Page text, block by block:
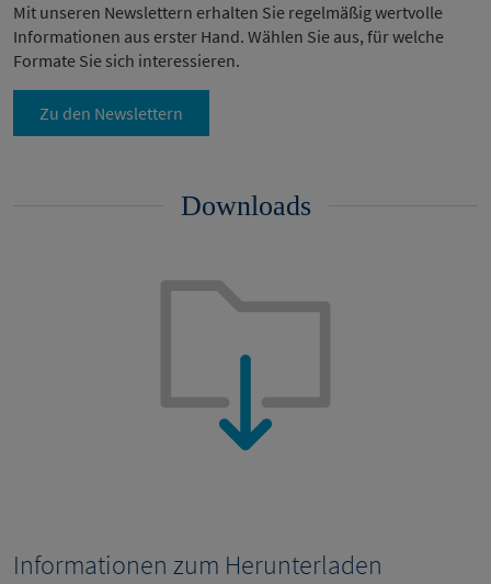
Mit unseren Newslettern erhalten Sie regelmäßig wertvolle
Informationen aus erster Hand. Wählen Sie aus, für welche
Formate Sie sich interessieren.
Zu den Newslettern
Downloads
Informationen zum Herunterladen